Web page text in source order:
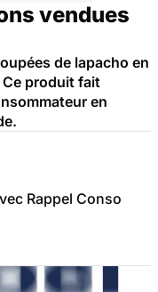
vendues
de lapacho en
Ce produit fait
en
Rappel Conso